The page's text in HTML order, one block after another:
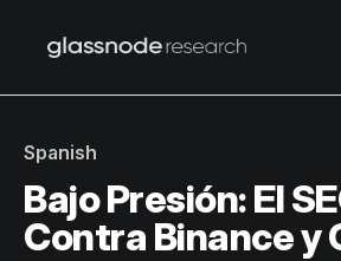
Spanish
Bajo Presión: El
Contra Binance y